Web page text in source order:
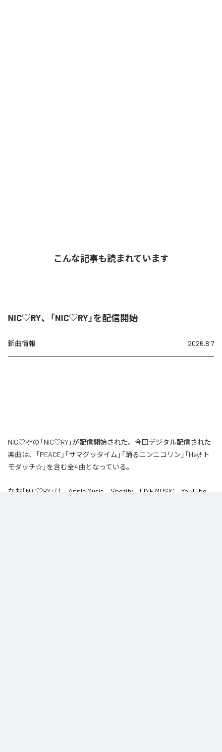
こんな記事も読まれています
NIC♡RY、「NIC♡RY」を配信開始
新曲情報 2026.8.7
NIC♡RYの「NIC♡RY」が配信開始された。今回デジタル配信された
楽曲は、「PEACE」「サマグッタイム」「踊るニンニコリン」「Hey!!ト
モダッチ☆」を含む全4曲となっている。
なお「NIC♡RY」は、 Apple Music Spotify LINE MUSIC
YouTube